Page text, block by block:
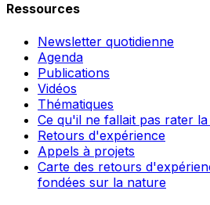
Ressources
Newsletter quotidienne
Agenda
Publications
Vidéos
Thématiques
Ce qu'il ne fallait pas rater
Retours d'expérience
Appels à projets
Carte des retours
fondées sur la nature